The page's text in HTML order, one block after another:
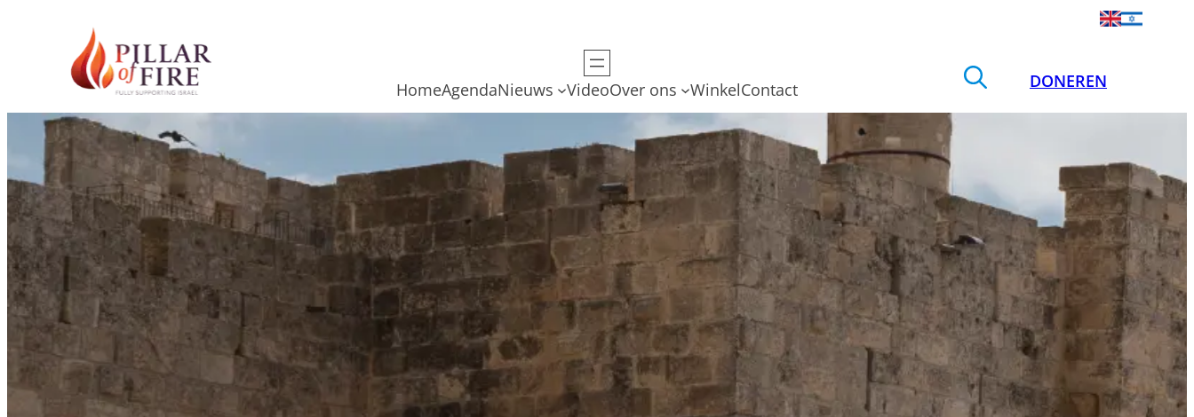
HomeAgendaNieuws VideoOver ons WinkelContact
Zoek
DONEREN